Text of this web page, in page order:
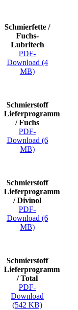
Schmierfette /
Fuchs-
Lubritech
PDF-
Download (4
MB)
Schmierstoff
Lieferprogramm
/ Fuchs
PDF-
Download (6
MB)
Schmierstoff
Lieferprogramm
/ Divinol
PDF-
Download (6
MB)
Schmierstoff
Lieferprogramm
/ Total
PDF-
Download
(542 KB)